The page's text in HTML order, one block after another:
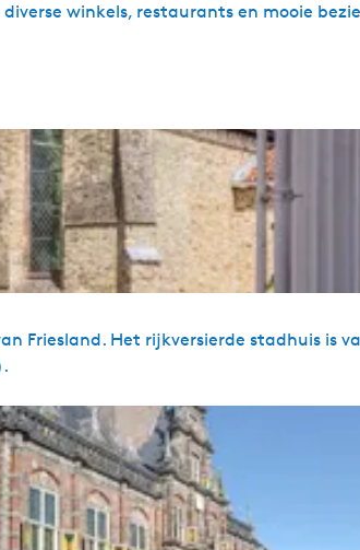
r
s
)
winkels, restaurants en mooie
Friesland. Het rijkversierde stadhuis is